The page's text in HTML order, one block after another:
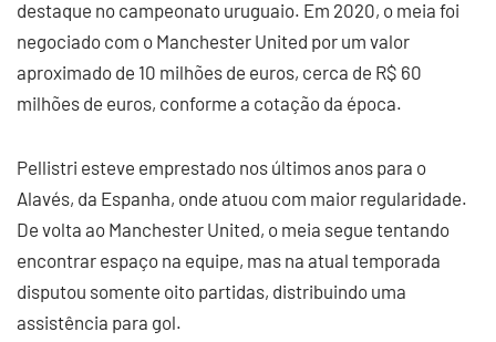
destaque no campeonato uruguaio. Em 2020, o meia foi
negociado com o Manchester United por um valor
aproximado de 10 milhões de euros, cerca de R$ 60
milhões de euros, conforme a cotação da época.
Pellistri esteve emprestado nos últimos anos para o
Alavés, da Espanha, onde atuou com maior regularidade.
De volta ao Manchester United, o meia segue tentando
encontrar espaço na equipe, mas na atual temporada
disputou somente oito partidas, distribuindo uma
assistência para gol.